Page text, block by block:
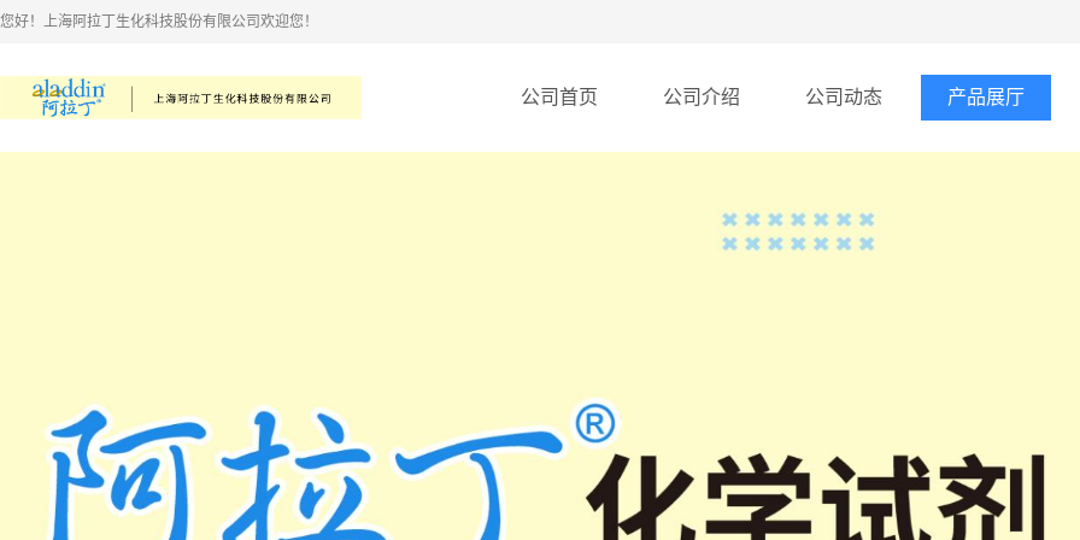
您好！上海阿拉丁生化科技股份有限公司欢迎您！
公司首页 公司介绍 公司动态 产品展厅